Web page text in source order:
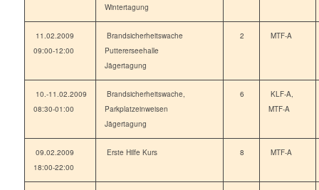
Wintertagung
11.02.2009
09:00-12:00
Brandsicherheitswache
Puttererseehalle
Jägertagung
2 MTF-A
10.-11.02.2009
08:30-01:00
Brandsicherheitswache,
Parkplatzeinweisen
Jägertagung
6
KLF-A,
MTF-A
09.02.2009
18:00-22:00
Erste Hilfe Kurs 8 MTF-A